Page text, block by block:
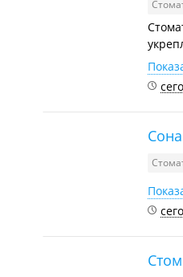
Сона